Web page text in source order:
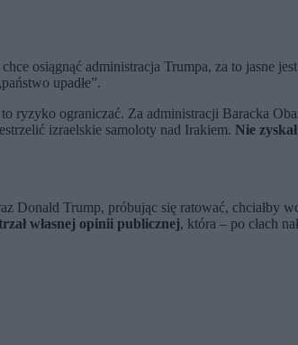
osiągnąć administracja Trumpa, za to jasne
upadłe”.
ryzyko ograniczać. Za administracji Baracka
izraelskie samoloty nad Irakiem. Nie
Donald Trump, próbując się ratować, chciałby
własnej opinii publicznej, która – po cłach